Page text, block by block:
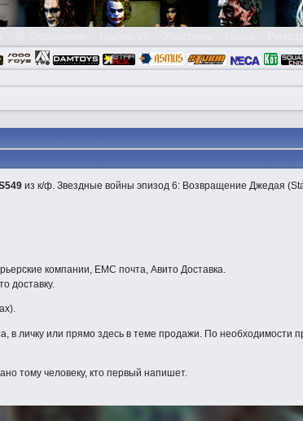
из к/ф. Звездные войны эпизод 6: Возвращение Джедая
компании, ЕМС почта, Авито Доставка.
доставку.
в личку или прямо здесь в теме продажи. По
тому человеку, кто первый напишет.